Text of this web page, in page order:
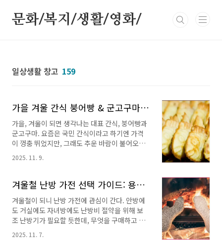
문화/복지/생활/영화/
일상생활 창고 159
가을 겨울 간식 붕어빵 & 군고구마, 어디서 먹을까? 붕어빵 지도 공개!
가을, 겨울이 되면 생각나는 대표 간식, 붕어빵과
군고구마. 요즘은 국민 간식이라고 하기엔 가격
이 껑충 뛰었지만, 그래도 추운 바람이 불어오면
생각나는 간식들이다. 하지만, 예전과 달리 붕어
빵이나 군고구마 파는 곳을 주변에서 찾기가 쉽
길 수 있을지, 그리고 더 맛있게 즐기는 방법과 내
나는 간식들찬바람이 불기 시작하면 어김없이 떠
오르는 건 붕어빵과 군고구마다.길모퉁이에서 만
나는 따끈한 붕어빵의 달콤함, 군고구마 봉지를
들고 손을 녹이던 기억은 계절이 주는 작은 행복
2025. 11. 9.
겨울철 난방 가전 선택 가이드: 용도·방 크기별 추천
겨울철이 되니 난방 가전에 관심이 간다. 안방에
도 거실에도 자녀방에도 난방비 절약을 위해 보
조 난방기가 필요할 듯한데, 무엇을 구매하고 어
디에서 배치하면 좋을까? 지난 포스트에서는 월
동준비를 위한 난방 가전의 종류와 특성을 소개
2025. 11. 7.